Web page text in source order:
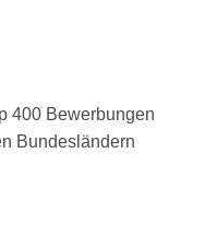
400 Bewerbungen
Bundesländern